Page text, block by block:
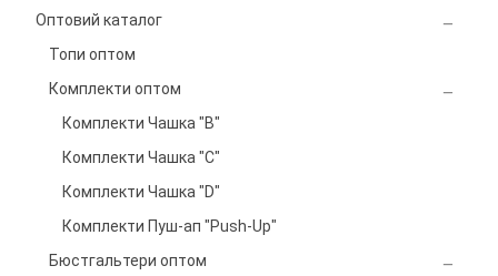
Оптовий каталог
Топи оптом
Комплекти оптом
Комплекти Чашка "B"
Комплекти Чашка "C"
Комплекти Чашка "D"
Комплекти Пуш-ап "Push-Up"
Бюстгальтери оптом